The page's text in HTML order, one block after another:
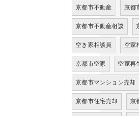
京都市不動産 京都
京都市不動産相談
空き家相談員 空家
京都市空家 空家再
京都市マンション売却
京都市住宅売却 京